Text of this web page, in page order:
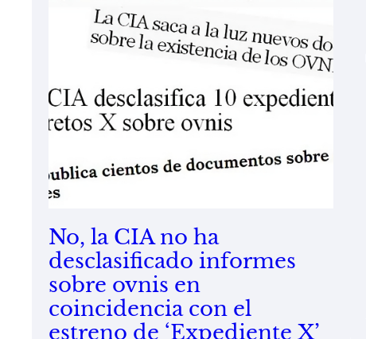
No, la CIA no ha
desclasificado informes
sobre ovnis en
coincidencia con el
estreno de ‘Expediente X’